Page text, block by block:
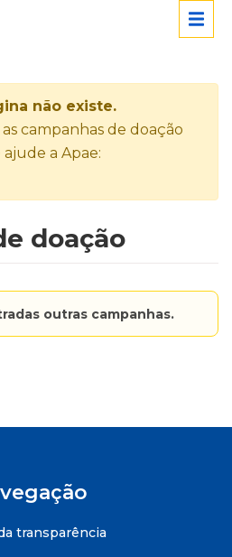
não existe.
campanhas de doação
a Apae:
doação
outras campanhas.
transparência